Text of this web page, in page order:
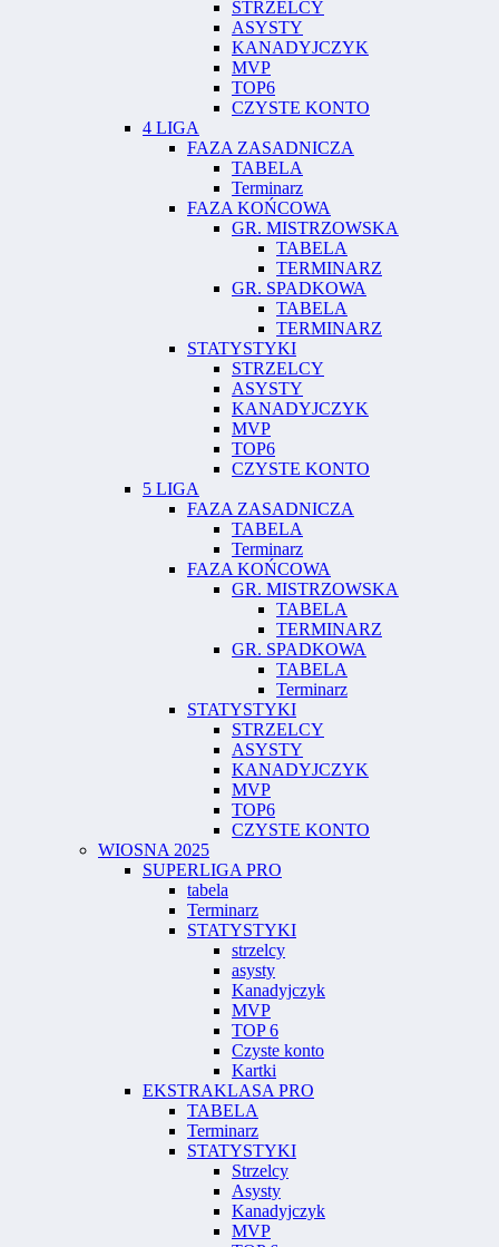
STRZELCY
ASYSTY
KANADYJCZYK
MVP
TOP6
CZYSTE KONTO
4 LIGA
FAZA ZASADNICZA
TABELA
Terminarz
FAZA KOŃCOWA
GR. MISTRZOWSKA
TABELA
TERMINARZ
GR. SPADKOWA
TABELA
TERMINARZ
STATYSTYKI
STRZELCY
ASYSTY
KANADYJCZYK
MVP
TOP6
CZYSTE KONTO
5 LIGA
FAZA ZASADNICZA
TABELA
Terminarz
FAZA KOŃCOWA
GR. MISTRZOWSKA
TABELA
TERMINARZ
GR. SPADKOWA
TABELA
Terminarz
STATYSTYKI
STRZELCY
ASYSTY
KANADYJCZYK
MVP
TOP6
CZYSTE KONTO
WIOSNA 2025
SUPERLIGA PRO
tabela
Terminarz
STATYSTYKI
strzelcy
asysty
Kanadyjczyk
MVP
TOP 6
Czyste konto
Kartki
EKSTRAKLASA PRO
TABELA
Terminarz
STATYSTYKI
Strzelcy
Asysty
Kanadyjczyk
MVP